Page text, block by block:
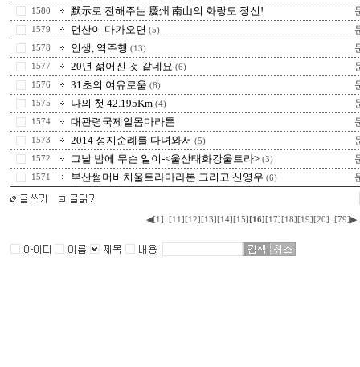
1580 默示로 전해주는 慶州 南山의 화랑도 정신!
1579 먼산이 다가오면 (5)
1578 인생, 역주행 (13)
1577 20년 젊어진 것 같네요 (6)
1576 31초의 여유로움 (8)
1575 나의 첫 42.195Km (4)
1574 대관령국제알몸마라톤
1573 2014 성지순례를 다녀와서 (5)
1572 그날 밤에 무슨 일이-<울산태화강울트라> (3)
1571 부산썸머비치울트라마라톤 그리고 신영우 (6)
◀[1] ..[11] [12] [13] [14] [15] [16] [17] [18] [19] [20] ..[79]▶